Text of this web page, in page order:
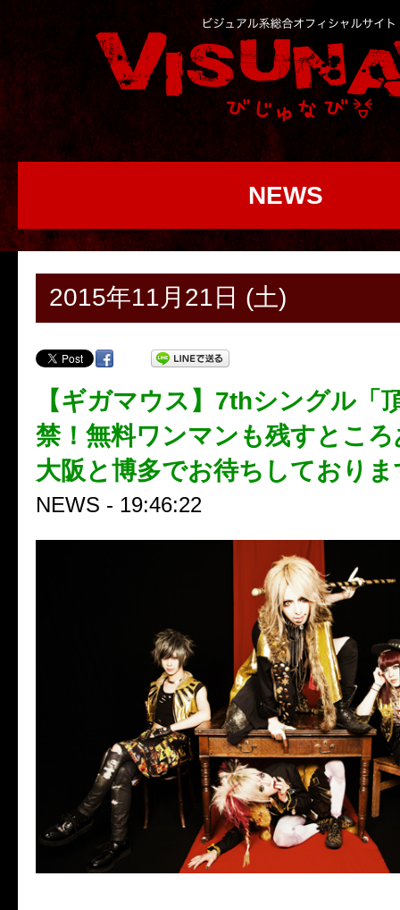
NEWS
2015年11月21日 (土)
【ギガマウス】7thシングル「
禁！無料ワンマンも残すとこ
大阪と博多でお待ちしておりま
NEWS - 19:46:22